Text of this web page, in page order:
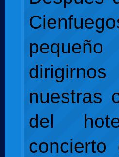
nuestras
del